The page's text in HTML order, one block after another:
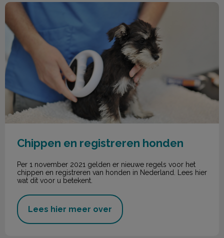
Chippen en registreren honden
Chippen en registreren honden
Per 1 november 2021 gelden er nieuwe regels voor het
chippen en registreren van honden in Nederland. Lees hier
wat dit voor u betekent.
Lees hier meer over